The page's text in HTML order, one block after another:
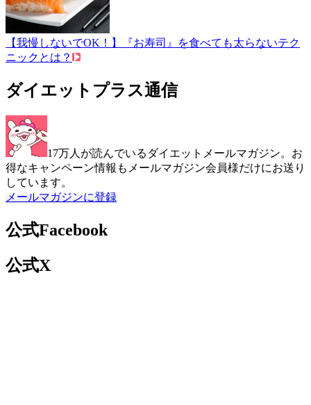
【我慢しないでOK！】『お寿司』を食べても太らないテク
ニックとは？
ダイエットプラス通信
17万人が読んでいるダイエットメールマガジン。お
得なキャンペーン情報もメールマガジン会員様だけにお送り
しています。
メールマガジンに登録
公式Facebook
公式X